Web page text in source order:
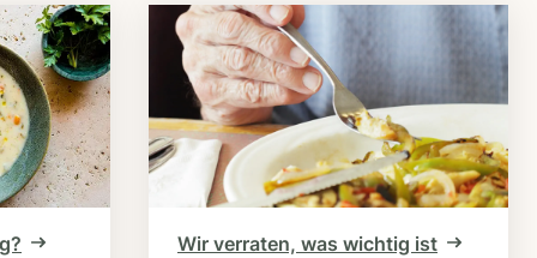
Wir verraten, was wichtig ist